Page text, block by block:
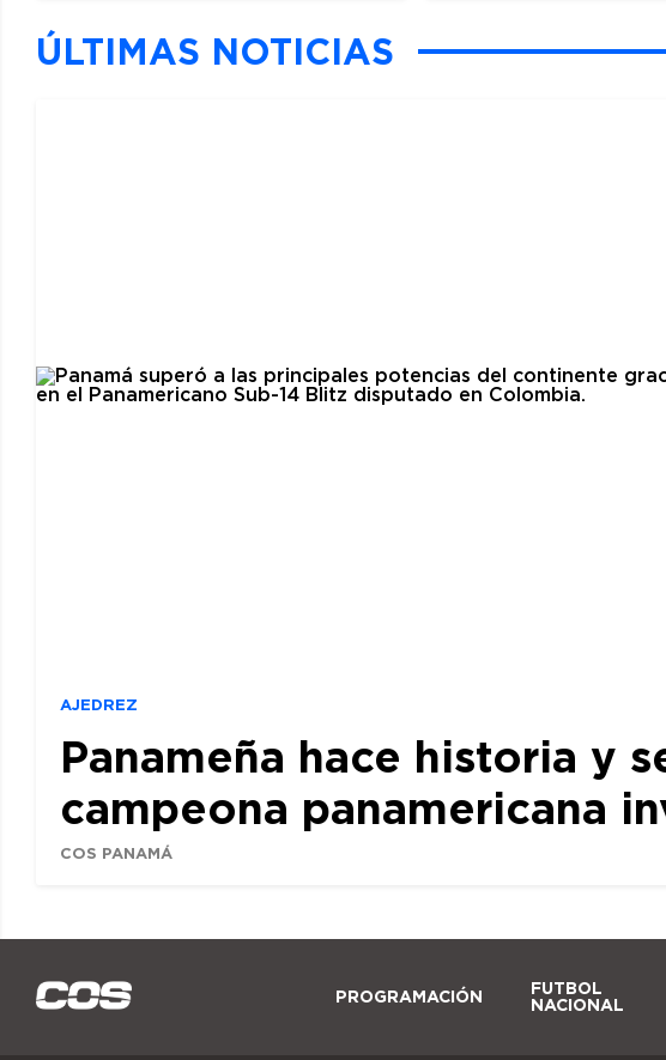
ÚLTIMAS NOTICIAS
AJEDREZ
Panameña hace historia y
campeona panamericana
COS PANAMÁ
PROGRAMACIÓN
FUTBOL
NACIONAL